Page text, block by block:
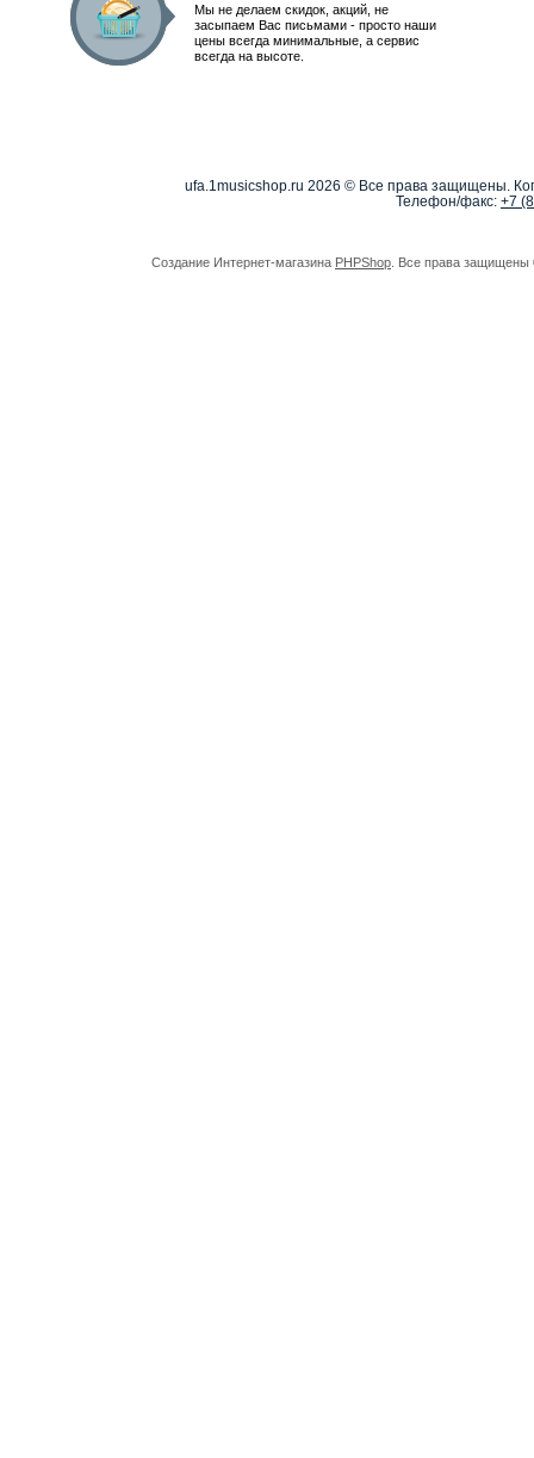
Мы не делаем скидок, акций, не
засыпаем Вас письмами - просто наши
цены всегда минимальные, а сервис
всегда на высоте.
ufa.1musicshop.ru 2026 © Все права защищены.
Телефон/факс: +7
Создание Интернет-магазина PHPShop . Все права защищены